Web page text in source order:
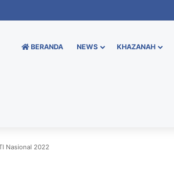
BERANDA NEWS KHAZANAH
Nasional 2022